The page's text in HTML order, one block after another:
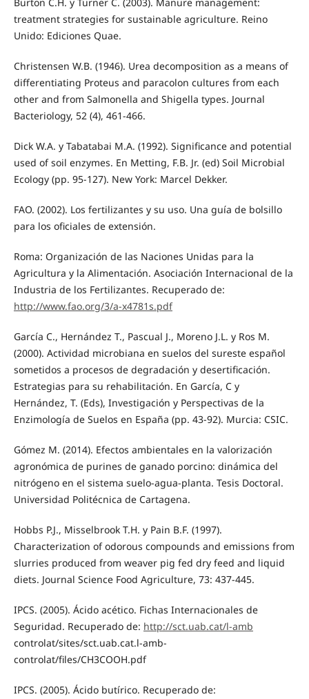
treatment strategies for sustainable agriculture. Reino
Unido: Ediciones Quae.
Christensen W.B. (1946). Urea decomposition as a means of
differentiating Proteus and paracolon cultures from each
other and from Salmonella and Shigella types. Journal
Bacteriology, 52 (4), 461-466.
Dick W.A. y Tabatabai M.A. (1992). Significance and potential
used of soil enzymes. En Metting, F.B. Jr. (ed) Soil Microbial
Ecology (pp. 95-127). New York: Marcel Dekker.
FAO. (2002). Los fertilizantes y su uso. Una guía de bolsillo
para los oficiales de extensión.
Roma: Organización de las Naciones Unidas para la
Agricultura y la Alimentación. Asociación Internacional de la
Industria de los Fertilizantes. Recuperado de:
http://www.fao.org/3/a-x4781s.pdf
García C., Hernández T., Pascual J., Moreno J.L. y Ros M.
(2000). Actividad microbiana en suelos del sureste español
sometidos a procesos de degradación y desertificación.
Estrategias para su rehabilitación. En García, C y
Hernández, T. (Eds), Investigación y Perspectivas de la
Enzimología de Suelos en España (pp. 43-92). Murcia: CSIC.
Gómez M. (2014). Efectos ambientales en la valorización
agronómica de purines de ganado porcino: dinámica del
nitrógeno en el sistema suelo-agua-planta. Tesis Doctoral.
Universidad Politécnica de Cartagena.
Hobbs P.J., Misselbrook T.H. y Pain B.F. (1997).
Characterization of odorous compounds and emissions from
slurries produced from weaver pig fed dry feed and liquid
diets. Journal Science Food Agriculture, 73: 437-445.
IPCS. (2005). Ácido acético. Fichas Internacionales de
Seguridad. Recuperado de: http://sct.uab.cat/l-amb
controlat/sites/sct.uab.cat.l-amb-
controlat/files/CH3COOH.pdf
IPCS. (2005). Ácido butírico. Recuperado de: